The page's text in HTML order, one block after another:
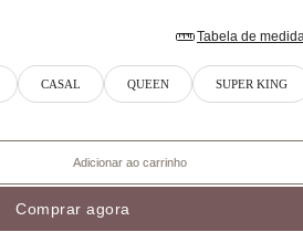
Tabela de
CASAL QUEEN SUPER KING
Adicionar ao carrinho
Comprar agora